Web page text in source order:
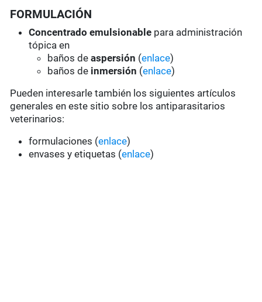
FORMULACIÓN
Concentrado emulsionable para administración
tópica en
baños de aspersión (enlace)
baños de inmersión (enlace)
Pueden interesarle también los siguientes artículos
generales en este sitio sobre los antiparasitarios
veterinarios:
formulaciones (enlace)
envases y etiquetas (enlace)